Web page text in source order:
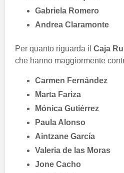
Gabriela Romero
Andrea Claramonte
Per quanto riguarda il Caja
che hanno maggiormente
Carmen Fernández
Marta Fariza
Mónica Gutiérrez
Paula Alonso
Aintzane García
Valeria de las Moras
Jone Cacho